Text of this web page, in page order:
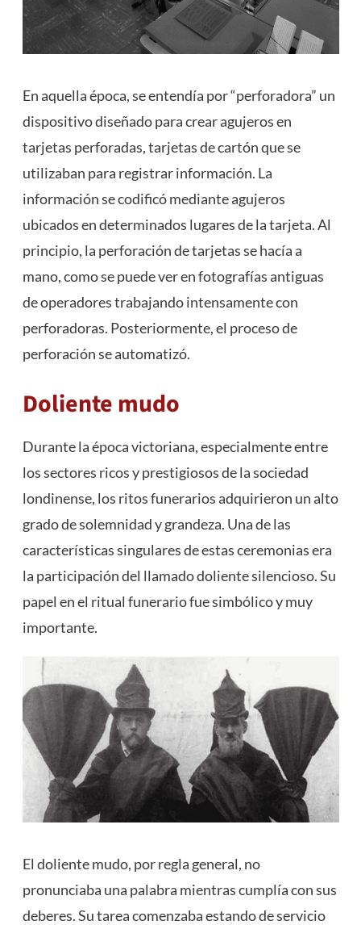
En aquella época, se entendía por “perforadora” un
dispositivo diseñado para crear agujeros en
tarjetas perforadas, tarjetas de cartón que se
utilizaban para registrar información. La
información se codificó mediante agujeros
ubicados en determinados lugares de la tarjeta. Al
principio, la perforación de tarjetas se hacía a
mano, como se puede ver en fotografías antiguas
de operadores trabajando intensamente con
perforadoras. Posteriormente, el proceso de
perforación se automatizó.
Doliente mudo
Durante la época victoriana, especialmente entre
los sectores ricos y prestigiosos de la sociedad
londinense, los ritos funerarios adquirieron un alto
grado de solemnidad y grandeza. Una de las
características singulares de estas ceremonias era
la participación del llamado doliente silencioso. Su
papel en el ritual funerario fue simbólico y muy
importante.
El doliente mudo, por regla general, no
pronunciaba una palabra mientras cumplía con sus
deberes. Su tarea comenzaba estando de servicio